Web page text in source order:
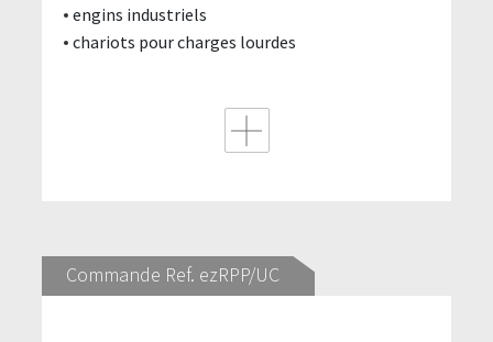
engins industriels
chariots pour charges lourdes
Commande Ref. ezRPP/UC